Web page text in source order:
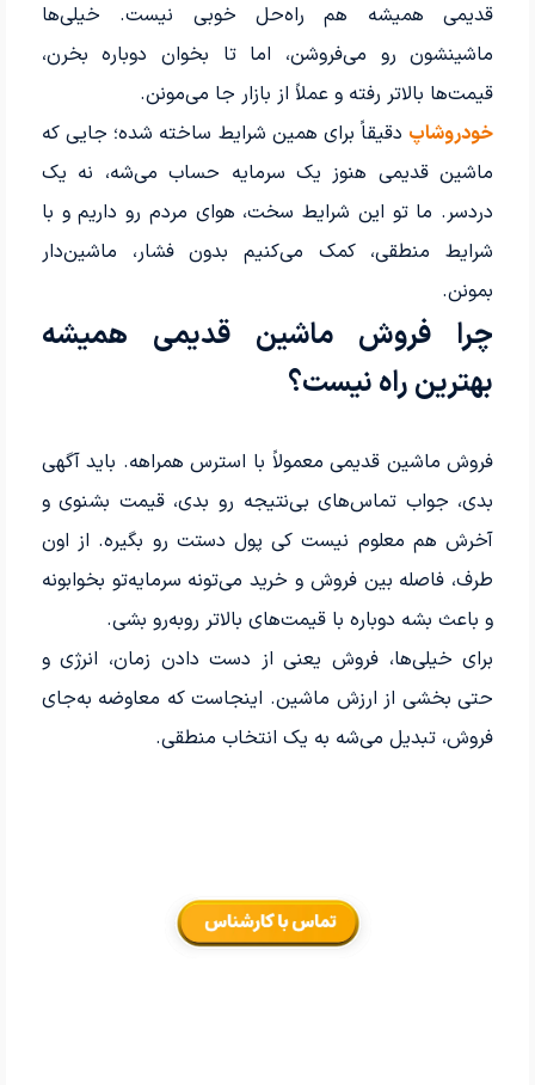
قدیمی همیشه هم راه‌حل خوبی نیست. خیلی‌ها
ماشینشون رو می‌فروشن، اما تا بخوان دوباره بخرن،
قیمت‌ها بالاتر رفته و عملاً از بازار جا می‌مونن.
خودروشاپ دقیقاً برای همین شرایط ساخته شده؛ جایی که
ماشین قدیمی هنوز یک سرمایه حساب می‌شه، نه یک
دردسر. ما تو این شرایط سخت، هوای مردم رو داریم و با
شرایط منطقی، کمک می‌کنیم بدون فشار، ماشین‌دار
بمونن.
چرا فروش ماشین قدیمی همیشه
بهترین راه نیست؟
فروش ماشین قدیمی معمولاً با استرس همراهه. باید آگهی
بدی، جواب تماس‌های بی‌نتیجه رو بدی، قیمت بشنوی و
آخرش هم معلوم نیست کی پول دستت رو بگیره. از اون
طرف، فاصله بین فروش و خرید می‌تونه سرمایه‌تو بخوابونه
و باعث بشه دوباره با قیمت‌های بالاتر روبه‌رو بشی.
برای خیلی‌ها، فروش یعنی از دست دادن زمان، انرژی و
حتی بخشی از ارزش ماشین. اینجاست که معاوضه به‌جای
فروش، تبدیل می‌شه به یک انتخاب منطقی.